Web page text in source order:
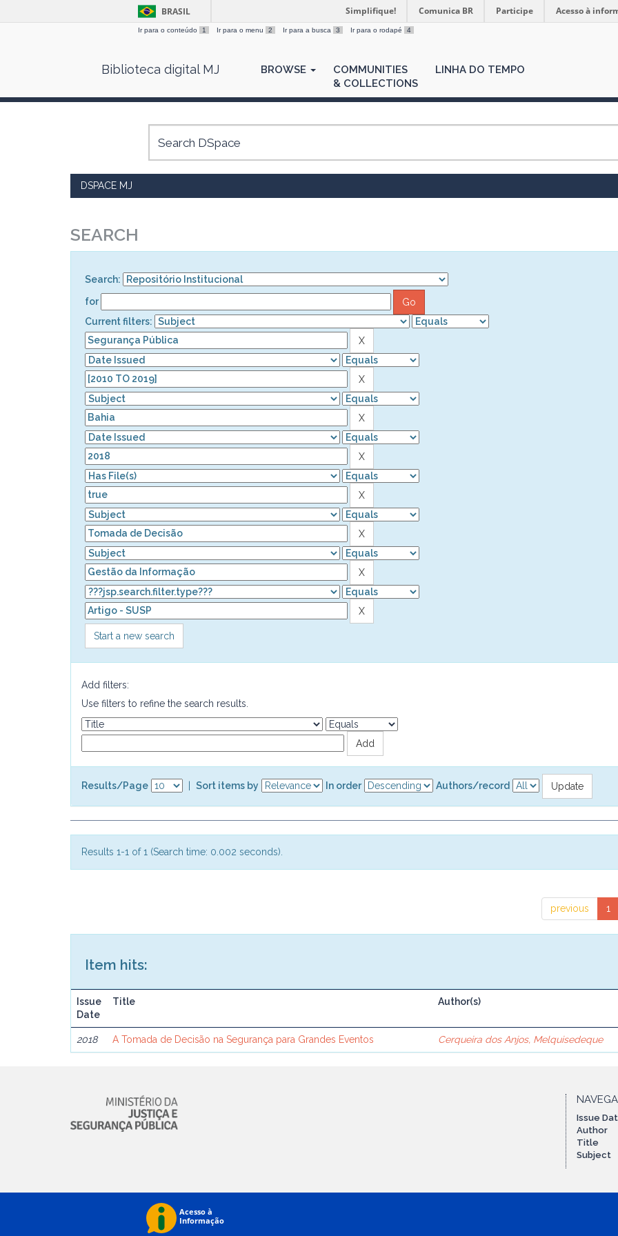
BRASIL Simplifique! Comunica BR Participe Acesso à
Ir para o conteúdo 1 Ir para o menu 2 Ir para a busca 3 Ir para o rodapé 4
Biblioteca digital MJ BROWSE
COMMUNITIES
& COLLECTIONS
LINHA DO TEMPO
DSPACE MJ
SEARCH
Search:
for
Current filters:
Start a new search
Add filters:
Use filters to refine the search results.
Results/Page Sort items by In order Authors/record
Results 1-1 of 1 (Search time: 0.002 seconds).
previous 1
Item hits:
Issue
Date
Title Author(s)
2018 A Tomada de Decisão na Segurança para Grandes Eventos Cerqueira dos Anjos, Melquisedeque
Issue
Author
Title
Subject